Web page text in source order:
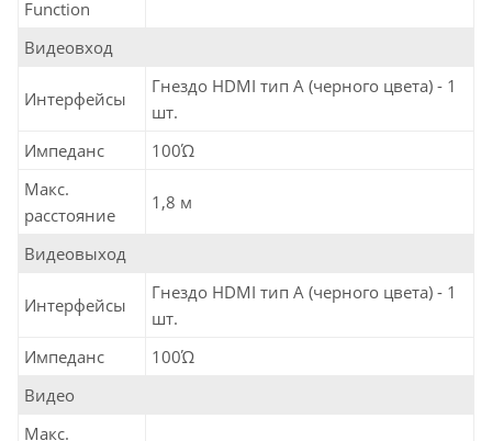
Function
Видеовход
Интерфейсы
Гнездо HDMI тип А (черного цвета) - 1
шт.
Импеданс
100Ώ
Макс.
расстояние
1,8 м
Видеовыход
Интерфейсы
Гнездо HDMI тип А (черного цвета) - 1
шт.
Импеданс
100Ώ
Видео
Макс.